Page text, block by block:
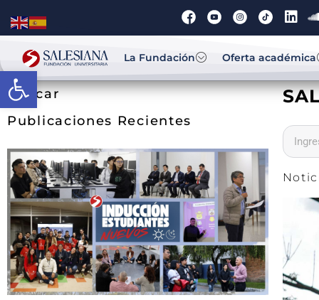
Abrir barra de herramientas
La Fundación Oferta académica
Buscar
Publicaciones Recientes